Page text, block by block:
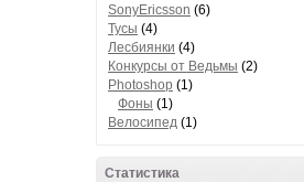
SonyEricsson (6)
Тусы (4)
Лесбиянки (4)
Конкурсы от Ведьмы (2)
Photoshop (1)
Фоны (1)
Велосипед (1)
Статистика